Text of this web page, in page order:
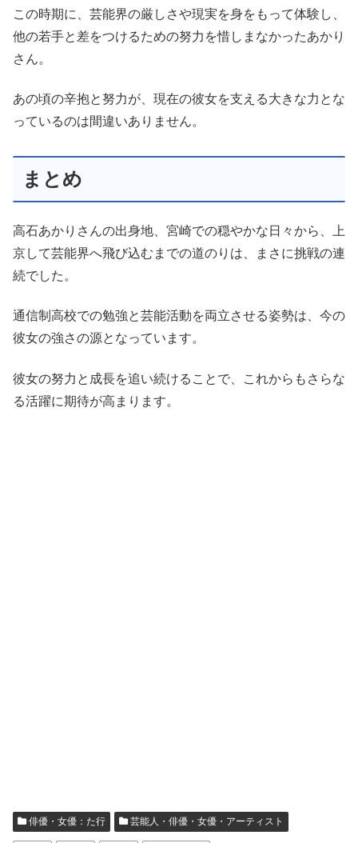
この時期に、芸能界の厳しさや現実を身をもって体験し、
他の若手と差をつけるための努力を惜しまなかったあかり
さん。
あの頃の辛抱と努力が、現在の彼女を支える大きな力とな
っているのは間違いありません。
まとめ
高石あかりさんの出身地、宮崎での穏やかな日々から、上
京して芸能界へ飛び込むまでの道のりは、まさに挑戦の連
続でした。
通信制高校での勉強と芸能活動を両立させる姿勢は、今の
彼女の強さの源となっています。
彼女の努力と成長を追い続けることで、これからもさらな
る活躍に期待が高まります。
俳優・女優：た行 芸能人・俳優・女優・アーティスト